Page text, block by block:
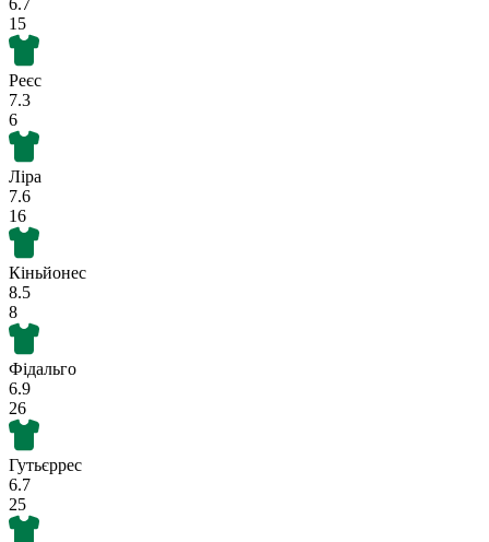
6.7
15
Реєс
7.3
6
Ліра
7.6
16
Кіньйонес
8.5
8
Фідальго
6.9
26
Гутьєррес
6.7
25